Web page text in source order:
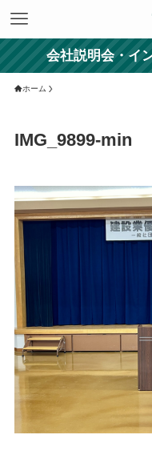
会社説明会・イ
ホーム
IMG_9899-min